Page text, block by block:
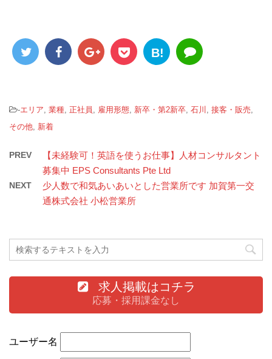
B!
-エリア 業種 正社員 雇用形態 新卒・第2新卒 石川 接客・販売
その他 新着
PREV
【未経験可！英語を使うお仕事】人材コンサルタント
募集中 EPS Consultants Pte Ltd
NEXT
少人数で和気あいあいとした営業所です 加賀第一交
通株式会社 小松営業所
求人掲載はコチラ
応募・採用課金なし
ユーザー名